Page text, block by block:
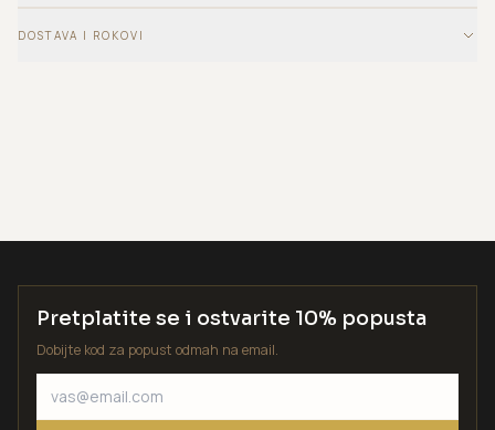
DOSTAVA I ROKOVI
Pretplatite se i ostvarite 10% popusta
Dobijte kod za popust odmah na email.